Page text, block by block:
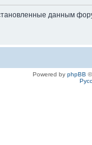
данным
Powered by phpBB